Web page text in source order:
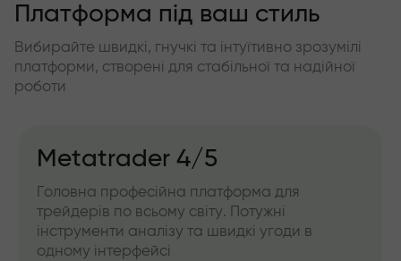
Платформа під ваш стиль
Вибирайте швидкі, гнучкі та інтуїтивно зрозумілі
платформи, створені для стабільної та надійної
роботи
Metatrader 4/5
Головна професійна платформа для
трейдерів по всьому світу. Потужні
інструменти аналізу та швидкі угоди в
одному інтерфейсі